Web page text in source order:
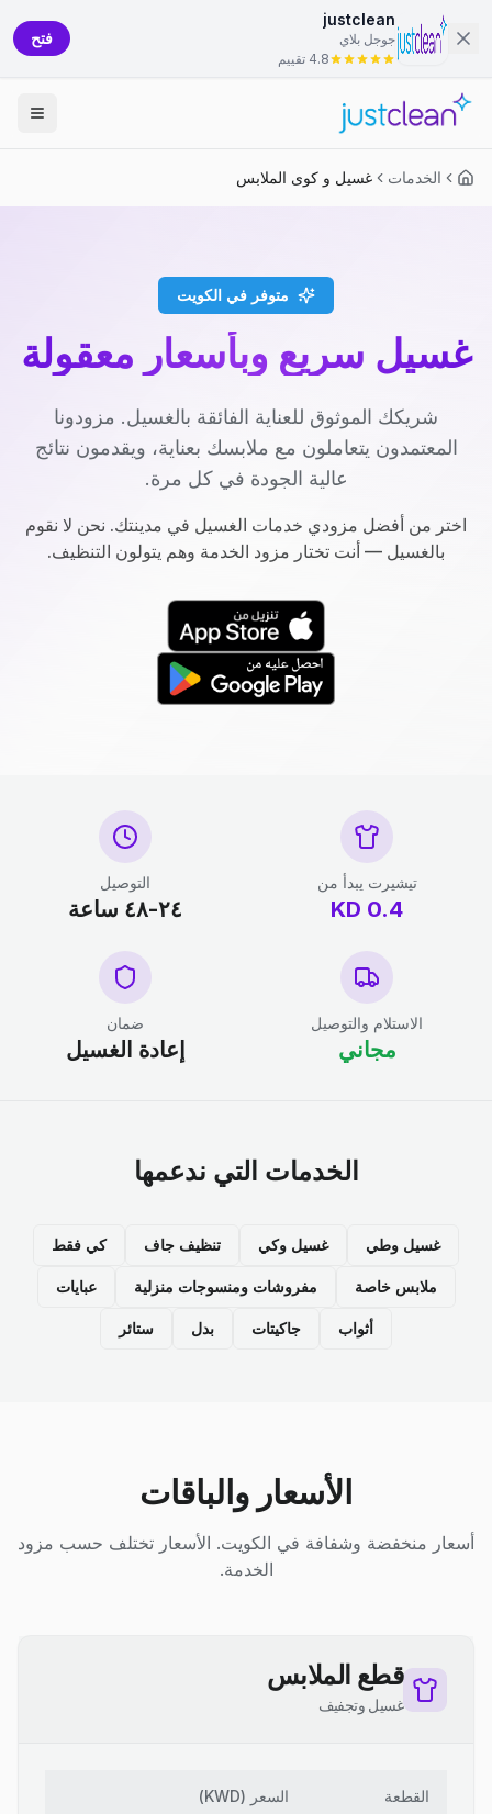
justclean
جوجل بلاي
4.8 تقييم
فتح
الخدمات غسيل و كوى الملابس
متوفر في الكويت
غسيل سريع وبأسعار معقولة
شريكك الموثوق للعناية الفائقة بالغسيل. مزودونا
المعتمدون يتعاملون مع ملابسك بعناية، ويقدمون نتائج
عالية الجودة في كل مرة.
اختر من أفضل مزودي خدمات الغسيل في مدينتك. نحن لا نقوم
بالغسيل — أنت تختار مزود الخدمة وهم يتولون التنظيف.
تيشيرت يبدأ من
0.4
KD
التوصيل
٢٤-٤٨ ساعة
الاستلام والتوصيل
مجاني
ضمان
إعادة الغسيل
الخدمات التي ندعمها
غسيل وطي غسيل وكي تنظيف جاف كي فقط
ملابس خاصة مفروشات ومنسوجات منزلية عبايات
أثواب جاكيتات بدل ستائر
الأسعار والباقات
أسعار منخفضة وشفافة في الكويت. الأسعار تختلف حسب مزود
الخدمة.
قطع الملابس
غسيل وتجفيف
القطعة السعر (
KWD
)